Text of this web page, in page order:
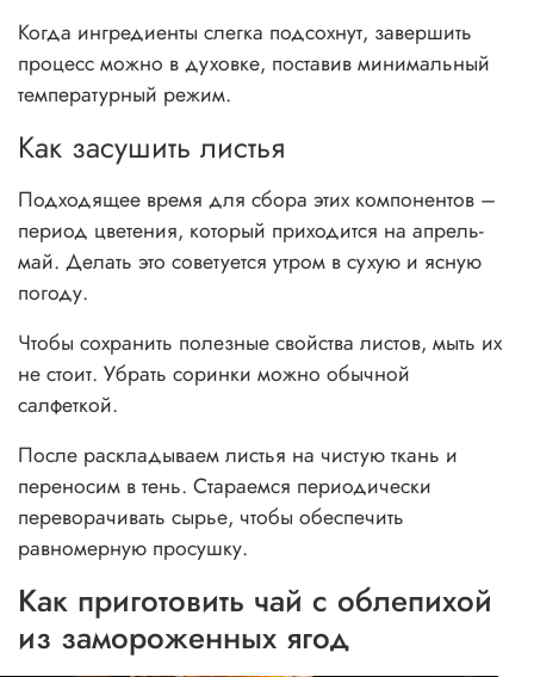
Когда ингредиенты слегка подсохнут, завершить
процесс можно в духовке, поставив минимальный
температурный режим.
Как засушить листья
Подходящее время для сбора этих компонентов –
период цветения, который приходится на апрель-
май. Делать это советуется утром в сухую и ясную
погоду.
Чтобы сохранить полезные свойства листов, мыть их
не стоит. Убрать соринки можно обычной
салфеткой.
После раскладываем листья на чистую ткань и
переносим в тень. Стараемся периодически
переворачивать сырье, чтобы обеспечить
равномерную просушку.
Как приготовить чай с облепихой
из замороженных ягод